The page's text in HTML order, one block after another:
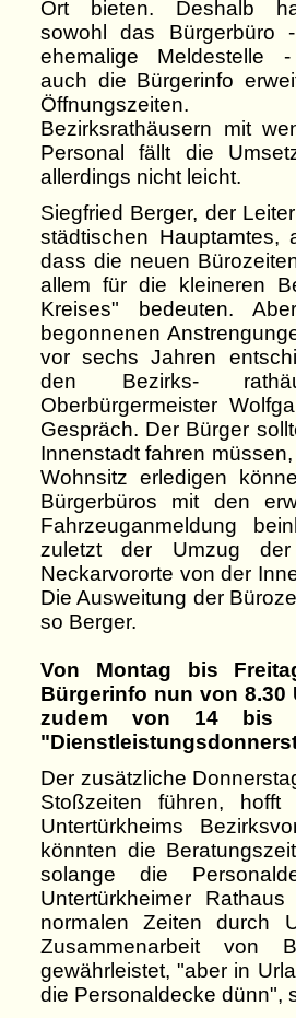
Ort bieten. Deshalb
sowohl das Bürgerbüro
ehemalige Meldestelle
auch die Bürgerinfo
Bezirksrathäusern mit
Personal fällt die
allerdings nicht leicht.
Siegfried Berger, der
städtischen Hauptamtes,
dass die neuen
allem für die kleineren
Kreises" bedeuten.
begonnenen
vor sechs Jahren
den Bezirks-
Oberbürgermeister
Gespräch. Der Bürger
Innenstadt fahren
Wohnsitz erledigen
Bürgerbüros mit den
Fahrzeuganmeldung
zuletzt der Umzug
Neckarvororte von der
Die Ausweitung der
so Berger.
Von Montag bis
Bürgerinfo nun von 8.30
zudem von 14 bis
Der zusätzliche
Stoßzeiten führen,
Untertürkheims
könnten die
solange die
Untertürkheimer
normalen Zeiten durch
Zusammenarbeit von
gewährleistet, "aber in
die Personaldecke dünn",